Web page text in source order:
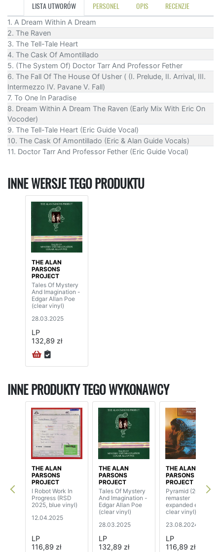
LISTA UTWORÓW PERSONEL OPIS RECENZJE
1. A Dream Within A Dream
2. The Raven
3. The Tell-Tale Heart
4. The Cask Of Amontillado
5. (The System Of) Doctor Tarr And Professor Fether
6. The Fall Of The House Of Usher ( (I. Prelude, II. Arrival, III.
Intermezzo IV. Pavane V. Fall)
7. To One In Paradise
8. Dream Within A Dream The Raven (Early Mix With Eric On
Vocoder)
9. The Tell-Tale Heart (Eric Guide Vocal)
10. The Cask Of Amontillado (Eric & Alan Guide Vocals)
11. Doctor Tarr And Professor Fether (Eric Guide Vocal)
INNE WERSJE TEGO PRODUKTU
THE ALAN
PARSONS
PROJECT
Tales Of Mystery
And Imagination -
Edgar Allan Poe
(clear vinyl)
28.03.2025
LP
132,89 zł
INNE PRODUKTY TEGO WYKONAWCY
THE ALAN
PARSONS
PROJECT
I Robot Work In
Progress (RSD
2025, blue vinyl)
12.04.2025
LP
116,89 zł
THE ALAN
PARSONS
PROJECT
Tales Of Mystery
And Imagination -
Edgar Allan Poe
(clear vinyl)
28.03.2025
LP
132,89 zł
THE ALAN
PARSONS
PROJECT
Pyramid (2024
remaster
expanded edition,
clear vinyl)
23.08.2024
LP
116,89 zł